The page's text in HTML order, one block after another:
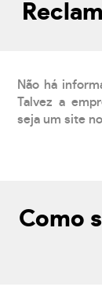
Não há
Talvez a
seja um site
Como